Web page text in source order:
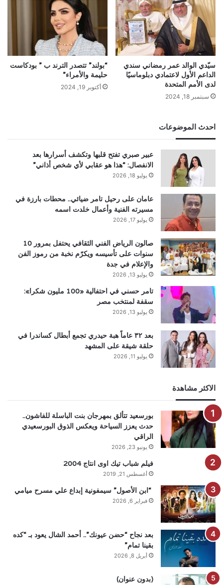
سيّدي الوالد عمر رمضاني سندي
الداعم الأول لاعتمادي دبلوماسيًا
لدى الأمم المتحدة
سبتمبر 18, 2024
“بولند” تتصدر الترند ب ” بودكاست
حليمة والأمراء”
أكتوبر 19, 2024
احدث الموضوعات
عبير صبري تفتح قلبها وتكشف أسرارها بعد
الانفصال: “هذا هو عقابي لأي شخص أذاني”
يوليو 18, 2026
عامان على رحيل تامر ضيائي.. محطات بارزة في
مسيرته الفنية وأعمال خلدت اسمه
يوليو 17, 2026
صالون الرياض الفني الثقافي يحتفل بمرور 10
سنوات على تأسيسه ويكرّم نخبة من رموز الفن
والإعلام في جدة
يوليو 13, 2026
تامر حسني في احتفالية «100 مليون شكرا»:
سقفة لمنتخب مصر
يوليو 13, 2026
بعد ٣٢ عاماً هبة حيدري تجمع أبطال كساندرا في
حلقة شيقة على المشهد
يوليو 11, 2026
الاكثر مشاهدة
بورسعيد تتألق بمهرجان بنت الباسلة للفاشون..
حدث يعزز السياحة ويعكس الذوق البورسعيدي
الراقي
يونيو 23, 2026
فيلم شباب تيك اوى انتاج 2004
أغسطس 21, 2019
“ابن الأصول” سيمفونية إبداع علي مسرح ميامي
فبراير 6, 2026
بعد نجاح “حضن عيونك”.. أحمد الشال يعود بـ “كده
بقينا تمام”
أبريل 8, 2026
(بدون عنوان)